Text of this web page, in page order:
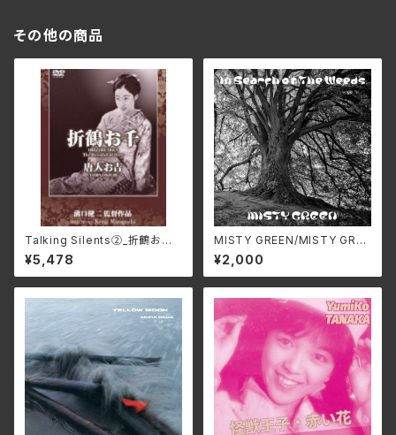
その他の商品
Talking Silents②_折鶴お千、
唐人お吉 DMSF-1007(仕様:
DVD)
¥5,478
MISTY GREEN/MISTY GREE
N S4MG-0306(仕様:CD)
¥2,000